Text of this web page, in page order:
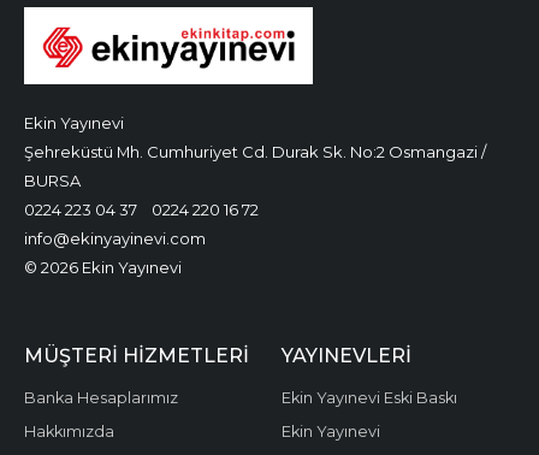
Ekin Yayınevi
Şehreküstü Mh. Cumhuriyet Cd. Durak Sk. No:2 Osmangazi /
BURSA
0224 223 04 37
0224 220 16 72
info@ekinyayinevi.com
© 2026 Ekin Yayınevi
MÜŞTERI HIZMETLERI
Banka Hesaplarımız
Hakkımızda
YAYINEVLERI
Ekin Yayınevi Eski Baskı
Ekin Yayınevi